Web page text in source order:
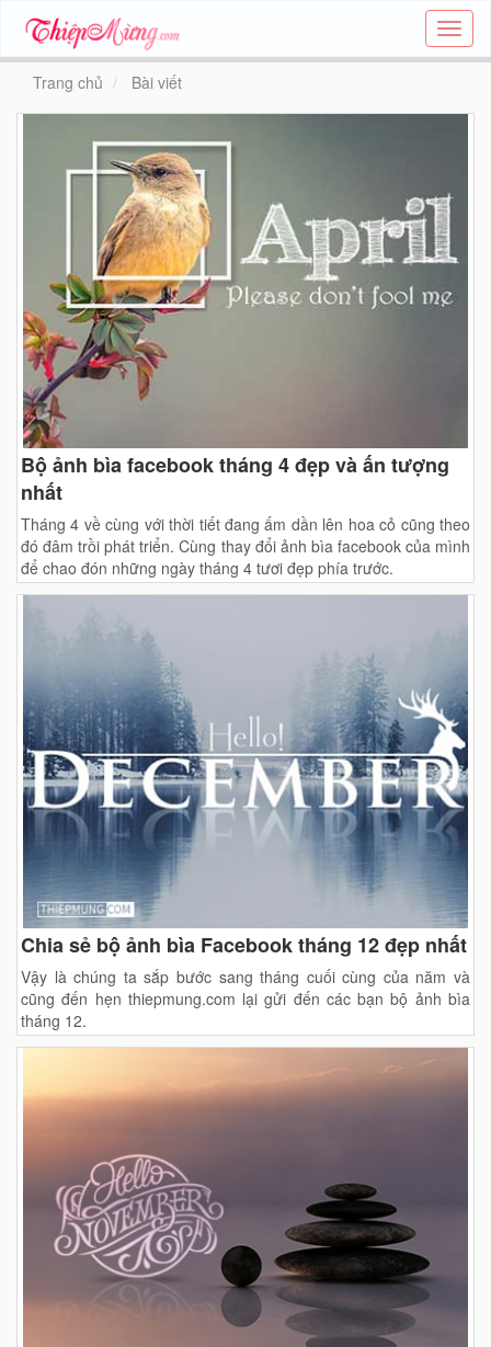
Tạo
thiệp
Thiệp
-
Trang chủ Bài viết
Bộ ảnh bìa facebook tháng 4 đẹp và ấn tượng
nhất
Tháng 4 về cùng với thời tiết đang ấm dần lên hoa cỏ cũng theo
đó đâm trồi phát triển. Cùng thay đổi ảnh bìa facebook của mình
để chao đón những ngày tháng 4 tươi đẹp phía trước.
Chia sẻ bộ ảnh bìa Facebook tháng 12 đẹp nhất
Vậy là chúng ta sắp bước sang tháng cuối cùng của năm và
cũng đến hẹn thiepmung.com lại gửi đến các bạn bộ ảnh bìa
tháng 12.